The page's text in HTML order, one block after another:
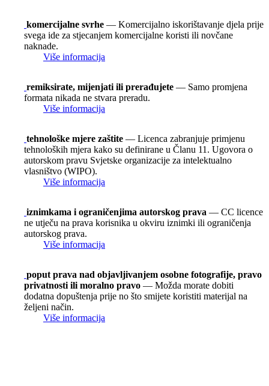
komercijalne svrhe — Komercijalno iskorištavanje djela prije
svega ide za stjecanjem komercijalne koristi ili novčane
naknade.
Više informacija
remiksirate, mijenjati ili prerađujete — Samo promjena
formata nikada ne stvara preradu.
Više informacija
tehnološke mjere zaštite — Licenca zabranjuje primjenu
tehnoloških mjera kako su definirane u Članu 11. Ugovora o
autorskom pravu Svjetske organizacije za intelektualno
vlasništvo (WIPO).
Više informacija
iznimkama i ograničenjima autorskog prava — CC licence
ne utječu na prava korisnika u okviru iznimki ili ograničenja
autorskog prava.
Više informacija
poput prava nad objavljivanjem osobne fotografije, pravo
privatnosti ili moralno pravo — Možda morate dobiti
dodatna dopuštenja prije no što smijete koristiti materijal na
željeni način.
Više informacija